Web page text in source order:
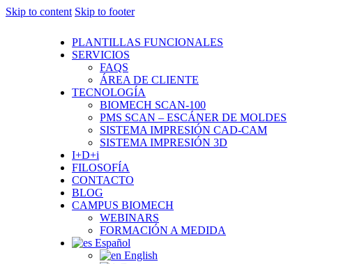
Skip to content Skip to footer
PLANTILLAS FUNCIONALES
SERVICIOS
FAQS
ÁREA DE CLIENTE
TECNOLOGÍA
BIOMECH SCAN-100
PMS SCAN – ESCÁNER DE MOLDES
SISTEMA IMPRESIÓN CAD-CAM
SISTEMA IMPRESIÓN 3D
I+D+i
FILOSOFÍA
CONTACTO
BLOG
CAMPUS BIOMECH
WEBINARS
FORMACIÓN A MEDIDA
Español
English